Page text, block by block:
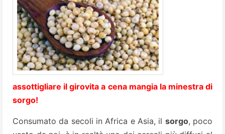
assottigliare il girovita a cena mangia la minestra di
sorgo!
Consumato da secoli in Africa e Asia, il sorgo, poco